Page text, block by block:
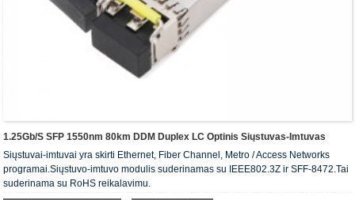
1.25Gb/s SFP 1550nm 80km DDM Duplex LC Optinis Siųstuvas-Imtuvas
Siųstuvai-imtuvai yra skirti Ethernet, Fiber Channel, Metro / Access Networks
programai.Siųstuvo-imtuvo modulis suderinamas su IEEE802.3Z ir SFF-8472.Tai
suderinama su RoHS reikalavimu.